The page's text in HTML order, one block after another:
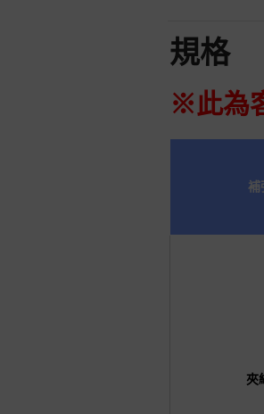
規格
※此為
補
夾